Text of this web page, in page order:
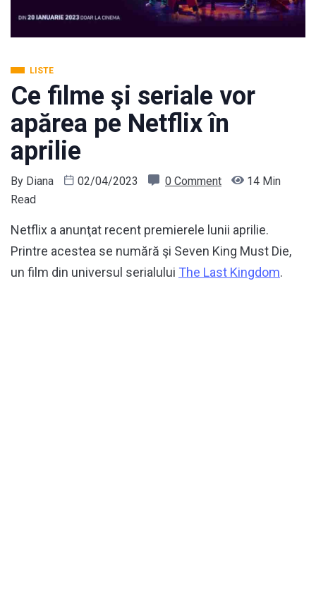
LISTE
Ce filme şi seriale vor
apărea pe Netflix în
aprilie
By Diana 02/04/2023 0 Comment
14 Min
Read
Netflix a anunţat recent premierele lunii aprilie.
Printre acestea se numără şi Seven King Must Die,
un film din universul serialului The Last Kingdom.